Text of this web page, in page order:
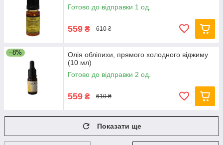
Готово до відправки 1 од.
559 ₴ 610 ₴
–8%
Олія обліпихи, прямого холодного віджиму
(10 мл)
Готово до відправки 2 од.
559 ₴ 610 ₴
Показати ще